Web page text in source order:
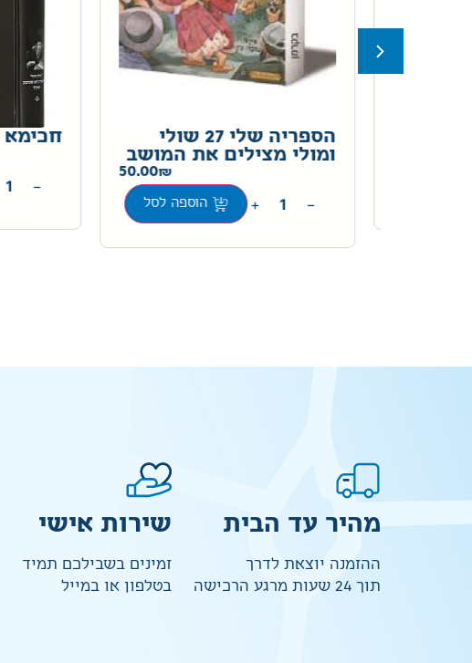
הספריה שלי 27 שולי
ומולי מצילים את המושב
50.00
הוספה לסל
חכימא
מהיר עד הבית
ההזמנה יוצאת לדרך
תוך 24 שעות מרגע הרכישה
שירות אישי
זמינים בשבילכם תמיד
בטלפון או במייל